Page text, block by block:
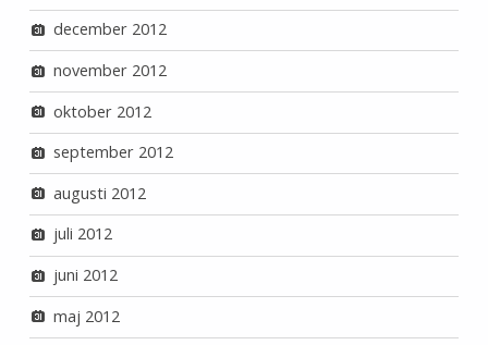
december 2012
november 2012
oktober 2012
september 2012
augusti 2012
juli 2012
juni 2012
maj 2012